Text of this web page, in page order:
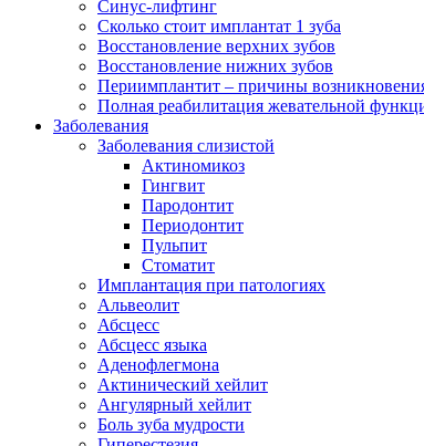
Синус-лифтинг
Сколько стоит имплантат 1 зуба
Восстановление верхних зубов
Восстановление нижних зубов
Периимплантит – причины
Полная реабилитация жевательной
Заболевания
Заболевания слизистой
Актиномикоз
Гингвит
Пародонтит
Периодонтит
Пульпит
Стоматит
Имплантация при патологиях
Альвеолит
Абсцесс
Абсцесс языка
Аденофлегмона
Актинический хейлит
Ангулярный хейлит
Боль зуба мудрости